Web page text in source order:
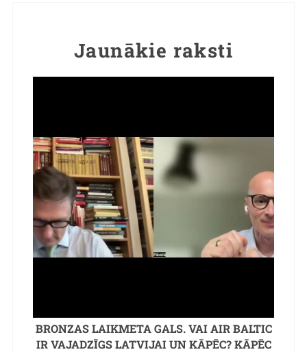
Jaunākie raksti
BRONZAS LAIKMETA GALS. VAI AIR BALTIC
IR VAJADZĪGS LATVIJAI UN KĀPĒC? KĀPĒC